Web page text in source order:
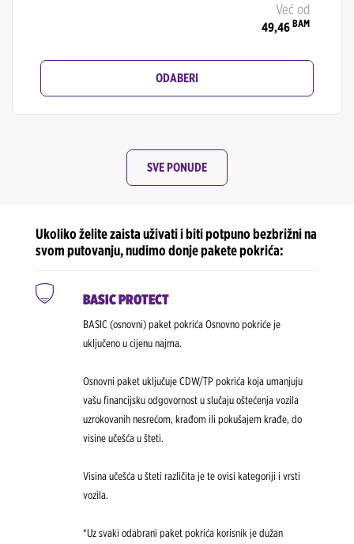
Već od
49,46 BAM
ODABERI
SVE PONUDE
Ukoliko želite zaista uživati i biti potpuno bezbrižni na
svom putovanju, nudimo donje pakete pokrića:
BASIC PROTECT
BASIC (osnovni) paket pokrića Osnovno pokriće je
uključeno u cijenu najma.
Osnovni paket uključuje CDW/TP pokrića koja umanjuju
vašu financijsku odgovornost u slučaju oštećenja vozila
uzrokovanih nesrećom, krađom ili pokušajem krađe, do
visine učešća u šteti.
Visina učešća u šteti različita je te ovisi kategoriji i vrsti
vozila.
*Uz svaki odabrani paket pokrića korisnik je dužan